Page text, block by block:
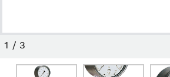
1 / 3